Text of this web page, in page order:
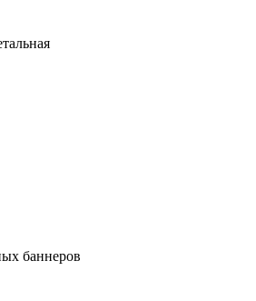
баннеров